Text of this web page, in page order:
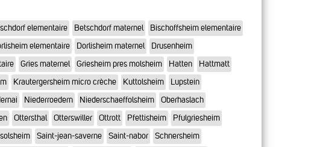
elementaire Betschdorf maternel
Bischoffsheim elementaire
elementaire Dorlisheim maternel
Drusenheim
Gries maternel Griesheim pres molsheim Hatten
Hattmatt
Krautergersheim micro crèche Kuttolsheim
Lupstein
Niederroedern Niederschaeffolsheim
Oberhaslach
Ottersthal Otterswiller Ottrott Pfettisheim
Pfulgriesheim
Saint-jean-saverne Saint-nabor Schnersheim